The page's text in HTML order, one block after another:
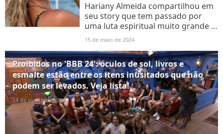
Hariany Almeida compartilhou em
seu story que tem passado por
uma luta espiritual muito grande e
que, às vezes, aparecem pessoas
não conseguem. O...
15 de maio de 2024
Proibidos no 'BBB 24': óculos de sol, livros e
esmalte estão entre os itens inusitados que não
podem ser levados. Veja lista!
14 de março de 2024